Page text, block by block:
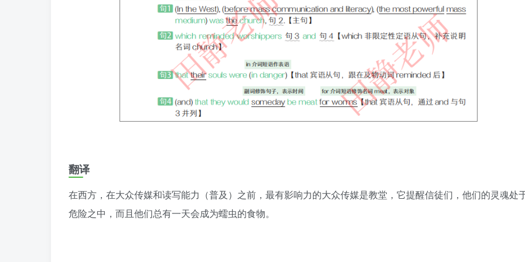
翻译
在西方，在大众传媒和读写能力（普及）之前，最有影响力的大众传媒是教堂，它提醒信徒们，他们的灵魂处
危险之中，而且他们总有一天会成为蠕虫的食物。